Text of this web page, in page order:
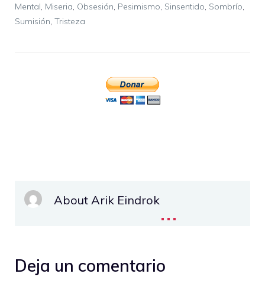
Mental, Miseria, Obsesión, Pesimismo, Sinsentido, Sombrío,
Sumisión, Tristeza
About Arik Eindrok...
Deja un comentario